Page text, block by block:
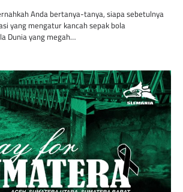
Anda bertanya-tanya, siapa sebetulnya
yang mengatur kancah sepak bola
Dunia yang megah…